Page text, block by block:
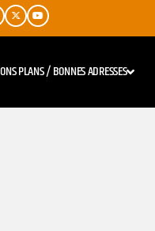
PLANS / BONNES ADRESSES